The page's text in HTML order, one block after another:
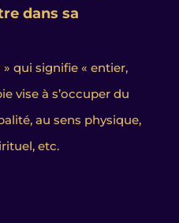
dans sa
» qui signifie « entier,
vise à s’occuper du
au sens physique,
etc.